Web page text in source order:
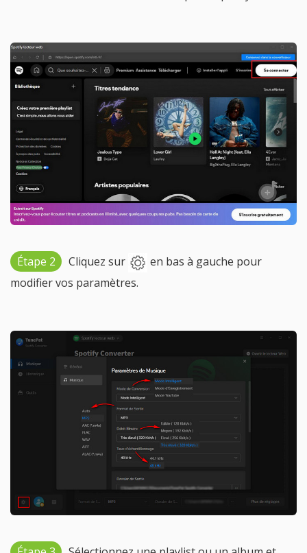
Étape 2 Cliquez sur
en bas à gauche pour
modifier vos paramètres.